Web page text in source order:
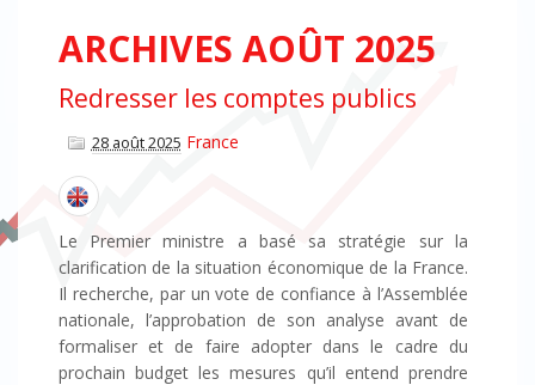
ARCHIVES AOÛT 2025
Redresser les comptes publics
28 août 2025 France
Le Premier ministre a basé sa stratégie sur la
clarification de la situation économique de la France.
Il recherche, par un vote de confiance à l’Assemblée
nationale, l’approbation de son analyse avant de
formaliser et de faire adopter dans le cadre du
prochain budget les mesures qu’il entend prendre